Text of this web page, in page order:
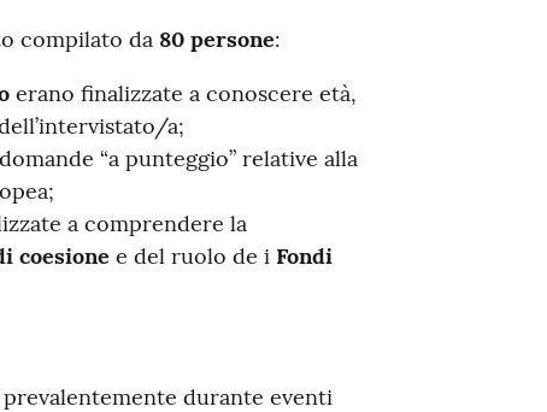
compilato da 80 persone:
erano finalizzate a conoscere età,
a;
“a punteggio” relative alla
a comprendere la
coesione e del ruolo de i Fondi
durante eventi